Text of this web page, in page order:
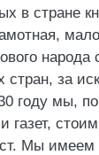
в стране
народа
стран, за
году мы, по
газет,
Мы имеем